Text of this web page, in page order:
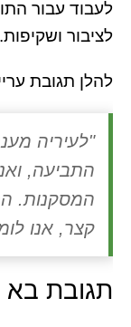
לעבוד עבור
לציבור ושקיפות.
להלן תגובת
"לעיריה
התביעה,
המסקנות.
קצר, אנו
תגובת בא